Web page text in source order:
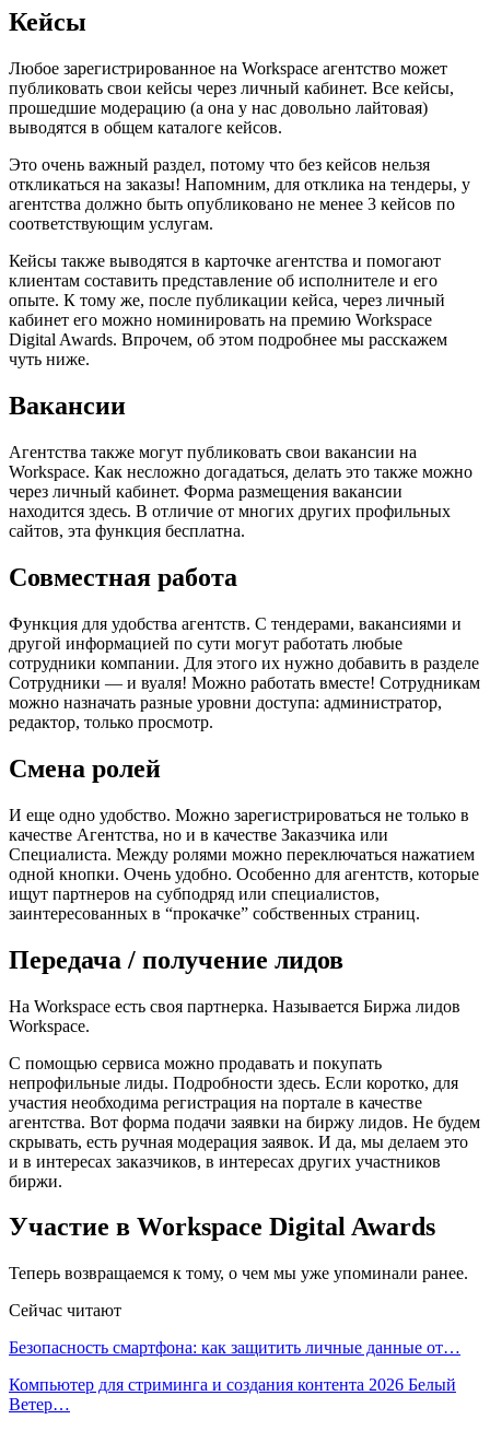
Кейсы
Любое зарегистрированное на Workspace агентство может
публиковать свои кейсы через личный кабинет. Все кейсы,
прошедшие модерацию (а она у нас довольно лайтовая)
выводятся в общем каталоге кейсов.
Это очень важный раздел, потому что без кейсов нельзя
откликаться на заказы! Напомним, для отклика на тендеры, у
агентства должно быть опубликовано не менее 3 кейсов по
соответствующим услугам.
Кейсы также выводятся в карточке агентства и помогают
клиентам составить представление об исполнителе и его
опыте. К тому же, после публикации кейса, через личный
кабинет его можно номинировать на премию Workspace
Digital Awards. Впрочем, об этом подробнее мы расскажем
чуть ниже.
Вакансии
Агентства также могут публиковать свои вакансии на
Workspace. Как несложно догадаться, делать это также можно
через личный кабинет. Форма размещения вакансии
находится здесь. В отличие от многих других профильных
сайтов, эта функция бесплатна.
Совместная работа
Функция для удобства агентств. С тендерами, вакансиями и
другой информацией по сути могут работать любые
сотрудники компании. Для этого их нужно добавить в разделе
Сотрудники — и вуаля! Можно работать вместе! Сотрудникам
можно назначать разные уровни доступа: администратор,
редактор, только просмотр.
Смена ролей
И еще одно удобство. Можно зарегистрироваться не только в
качестве Агентства, но и в качестве Заказчика или
Специалиста. Между ролями можно переключаться нажатием
одной кнопки. Очень удобно. Особенно для агентств, которые
ищут партнеров на субподряд или специалистов,
заинтересованных в “прокачке” собственных страниц.
Передача / получение лидов
На Workspace есть своя партнерка. Называется Биржа лидов
Workspace.
С помощью сервиса можно продавать и покупать
непрофильные лиды. Подробности здесь. Если коротко, для
участия необходима регистрация на портале в качестве
агентства. Вот форма подачи заявки на биржу лидов. Не будем
скрывать, есть ручная модерация заявок. И да, мы делаем это
и в интересах заказчиков, в интересах других участников
биржи.
Участие в Workspace Digital Awards
Теперь возвращаемся к тому, о чем мы уже упоминали ранее.
Сейчас читают
Безопасность смартфона: как защитить личные данные от…
Компьютер для стриминга и создания контента 2026 Белый
Ветер…